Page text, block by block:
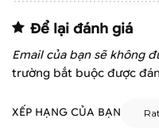
Để lại đánh giá
Email của bạn sẽ không
trường bắt buộc được
XẾP HẠNG CỦA BẠN